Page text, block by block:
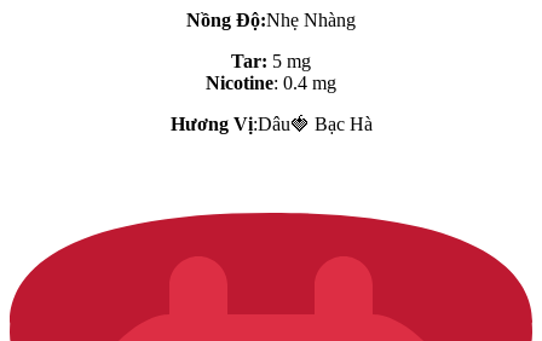
Nồng Độ:Nhẹ Nhàng
Tar: 5 mg
Nicotine: 0.4 mg
Hương Vị:Dâu🍓 Bạc Hà